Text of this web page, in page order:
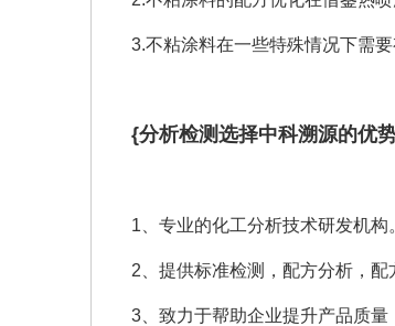
3.不粘涂料在一些特殊情况下需要
{分析检测选择中科溯源的优
1、专业的化工分析技术研发机构
2、提供标准检测，配方分析，配
3、致力于帮助企业提升产品质量